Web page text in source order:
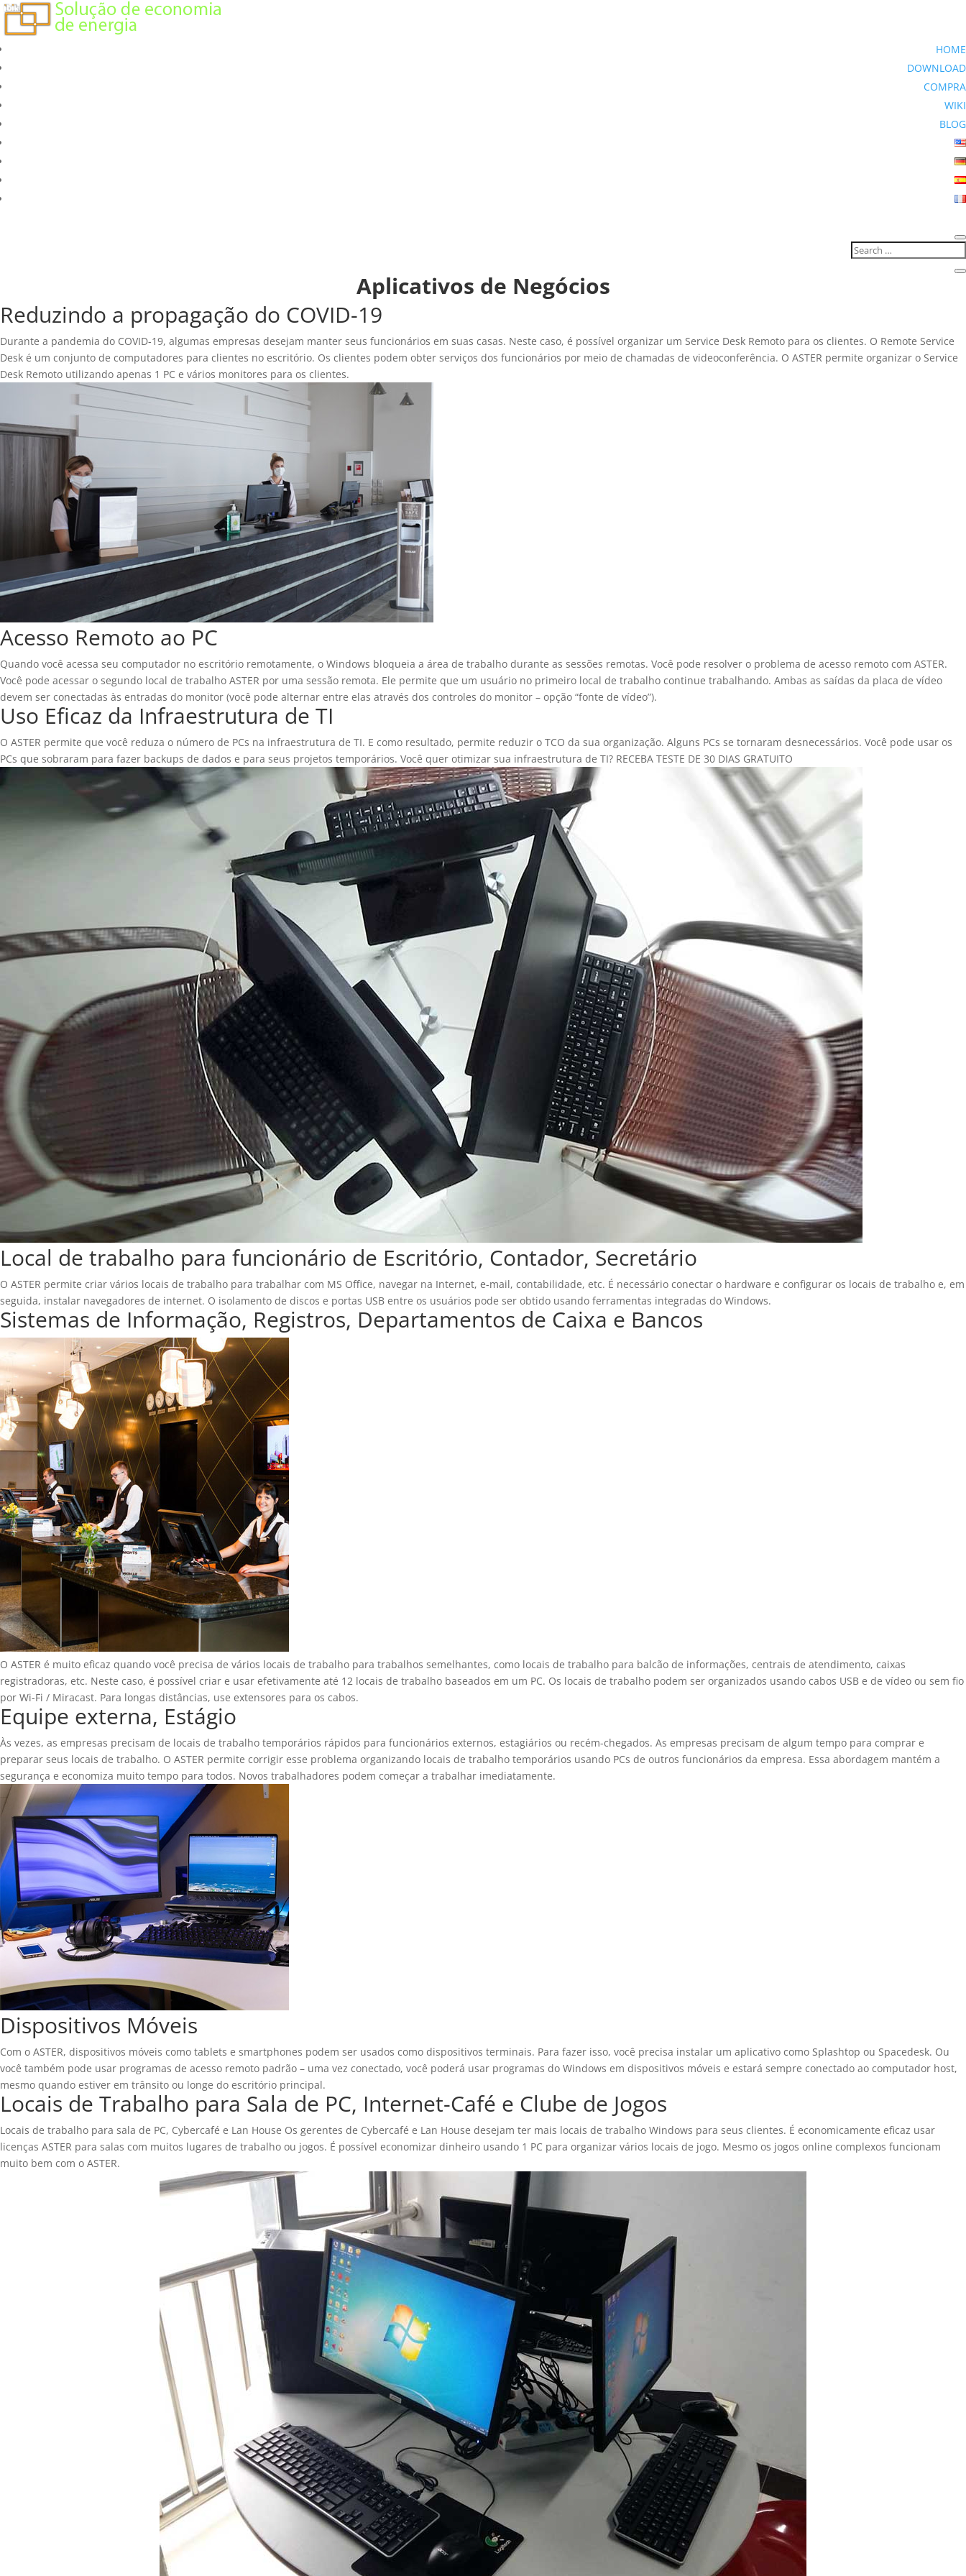
HOME
DOWNLOAD
COMPRA
WIKI
BLOG
Aplicativos de Negócios
Reduzindo a propagação do COVID-19
Durante a pandemia do COVID-19, algumas empresas desejam manter seus funcionários em suas casas. Neste caso, é possível organizar um Service Desk Remoto para os clientes. O Remote Service
Desk é um conjunto de computadores para clientes no escritório. Os clientes podem obter serviços dos funcionários por meio de chamadas de videoconferência. O ASTER permite organizar o Service
Desk Remoto utilizando apenas 1 PC e vários monitores para os clientes.
Acesso Remoto ao PC
Quando você acessa seu computador no escritório remotamente, o Windows bloqueia a área de trabalho durante as sessões remotas. Você pode resolver o problema de acesso remoto com ASTER.
Você pode acessar o segundo local de trabalho ASTER por uma sessão remota. Ele permite que um usuário no primeiro local de trabalho continue trabalhando. Ambas as saídas da placa de vídeo
devem ser conectadas às entradas do monitor (você pode alternar entre elas através dos controles do monitor – opção “fonte de vídeo”).
Uso Eficaz da Infraestrutura de TI
O ASTER permite que você reduza o número de PCs na infraestrutura de TI. E como resultado, permite reduzir o TCO da sua organização. Alguns PCs se tornaram desnecessários. Você pode usar os
PCs que sobraram para fazer backups de dados e para seus projetos temporários. Você quer otimizar sua infraestrutura de TI? RECEBA TESTE DE 30 DIAS GRATUITO
Local de trabalho para funcionário de Escritório, Contador, Secretário
O ASTER permite criar vários locais de trabalho para trabalhar com MS Office, navegar na Internet, e-mail, contabilidade, etc. É necessário conectar o hardware e configurar os locais de trabalho e, em
seguida, instalar navegadores de internet. O isolamento de discos e portas USB entre os usuários pode ser obtido usando ferramentas integradas do Windows.
Sistemas de Informação, Registros, Departamentos de Caixa e Bancos
O ASTER é muito eficaz quando você precisa de vários locais de trabalho para trabalhos semelhantes, como locais de trabalho para balcão de informações, centrais de atendimento, caixas
registradoras, etc. Neste caso, é possível criar e usar efetivamente até 12 locais de trabalho baseados em um PC. Os locais de trabalho podem ser organizados usando cabos USB e de vídeo ou sem fio
por Wi-Fi / Miracast. Para longas distâncias, use extensores para os cabos.
Equipe externa, Estágio
Às vezes, as empresas precisam de locais de trabalho temporários rápidos para funcionários externos, estagiários ou recém-chegados. As empresas precisam de algum tempo para comprar e
preparar seus locais de trabalho. O ASTER permite corrigir esse problema organizando locais de trabalho temporários usando PCs de outros funcionários da empresa. Essa abordagem mantém a
segurança e economiza muito tempo para todos. Novos trabalhadores podem começar a trabalhar imediatamente.
Dispositivos Móveis
Com o ASTER, dispositivos móveis como tablets e smartphones podem ser usados ​​como dispositivos terminais. Para fazer isso, você precisa instalar um aplicativo como Splashtop ou Spacedesk. Ou
você também pode usar programas de acesso remoto padrão – uma vez conectado, você poderá usar programas do Windows em dispositivos móveis e estará sempre conectado ao computador host,
mesmo quando estiver em trânsito ou longe do escritório principal.
Locais de Trabalho para Sala de PC, Internet-Café e Clube de Jogos
Locais de trabalho para sala de PC, Cybercafé e Lan House Os gerentes de Cybercafé e Lan House desejam ter mais locais de trabalho Windows para seus clientes. É economicamente eficaz usar
licenças ASTER para salas com muitos lugares de trabalho ou jogos. É possível economizar dinheiro usando 1 PC para organizar vários locais de jogo. Mesmo os jogos online complexos funcionam
muito bem com o ASTER.